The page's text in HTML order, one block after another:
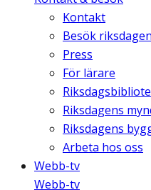
Kontakt
Besök riksdagen
Press
För lärare
Riksdagens
Riksdagens
Arbeta hos oss
Webb-tv
Webb-tv